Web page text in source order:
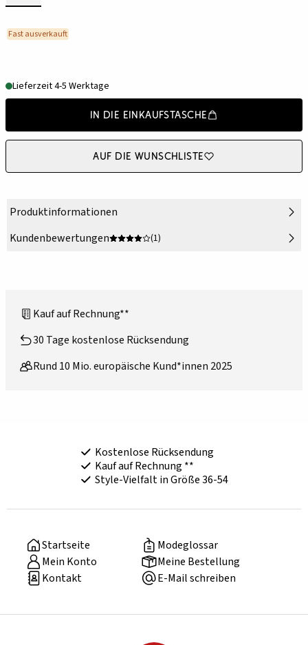
Fast ausverkauft
Lieferzeit 4-5 Werktage
In die Einkaufstasche
Auf die Wunschliste
Produktinformationen
Kundenbewertungen
(1)
Kauf auf Rechnung**
30 Tage kostenlose Rücksendung
Rund 10 Mio. europäische Kund*innen 2025
Kostenlose Rücksendung
Kauf auf Rechnung **
Style-Vielfalt in Größe 36-54
Startseite
Modeglossar
Mein Konto
Meine Bestellung
Kontakt
E-Mail schreiben